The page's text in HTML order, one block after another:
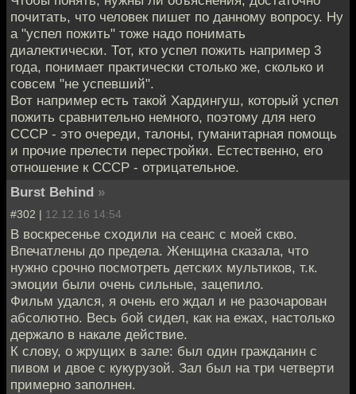
почитать, что человек пишет по данному вопросу. Ну
а "успел пожить" тоже надо понимать
диалектически. Тот, кто успел пожить например 3
года, понимает практически столько же, сколько и
совсем "не успевший".
Вот например есть такой Хардингуш, который успел
пожить сравнительно немного, поэтому для него
СССР - это очереди, талоны, гуманитарная помощь
и прочие прелести перестройки. Естественно, его
отношение к СССР - отрицательное.
Burst Behind »
#302 | 12.12.16 14:54
В воскресенье сходили на сеанс с моей скво.
Впечатлены до предела. Женщина сказала, что
нужно срочно посмотреть детских мультиков, т.к.
эмоции были очень сильные, зацепило.
Фильм удался, я очень его ждал и не разочарован
абсолютно. Весь бой сидел, как на ежах, настолько
держало в накале действие.
К слову, о жрущих в зале: был один гражданин с
пивом и двое с кукурузой. Зал был на три четверти
примерно заполнен.